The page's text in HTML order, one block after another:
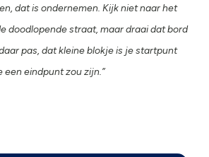
dat is ondernemen. Kijk niet naar het
doodlopende straat, maar draai dat bord
pas, dat kleine blokje is je startpunt
een eindpunt zou zijn.”